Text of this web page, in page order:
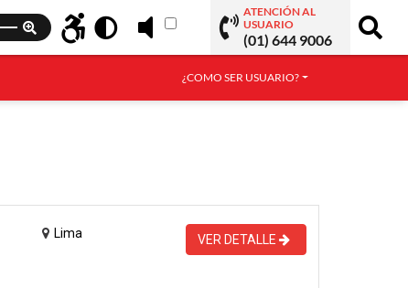
ATENCIÓN AL
USUARIO
(01) 644 9006
¿COMO SER USUARIO?
Lima VER DETALLE